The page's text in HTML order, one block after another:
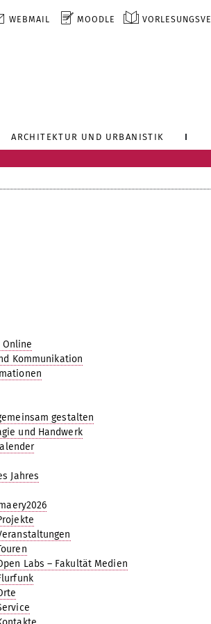
WEBMAIL MOODLE
ARCHITEKTUR UND URBANISTIK
Online
Kommunikation
gestalten
und Handwerk
Jahres
Labs – Fakultät Medien